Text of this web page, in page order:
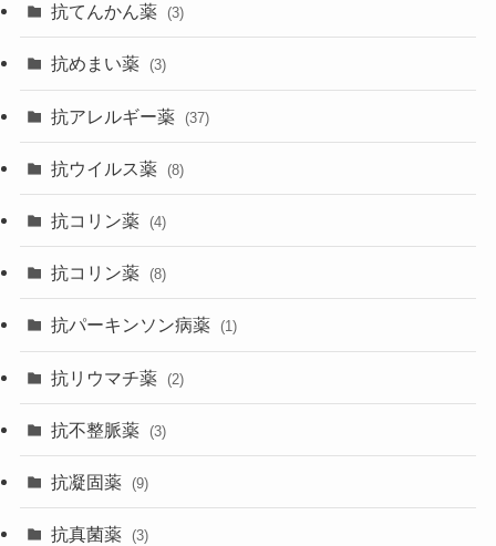
抗てんかん薬 (3)
抗めまい薬 (3)
抗アレルギー薬 (37)
抗ウイルス薬 (8)
抗コリン薬 (4)
抗コリン薬 (8)
抗パーキンソン病薬 (1)
抗リウマチ薬 (2)
抗不整脈薬 (3)
抗凝固薬 (9)
抗真菌薬 (3)